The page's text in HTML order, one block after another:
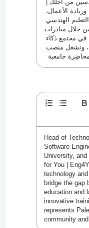
محاضِرة جامعية
Head of
Software
University,
for You |
technology
bridge the gap
education and
innovative
represents